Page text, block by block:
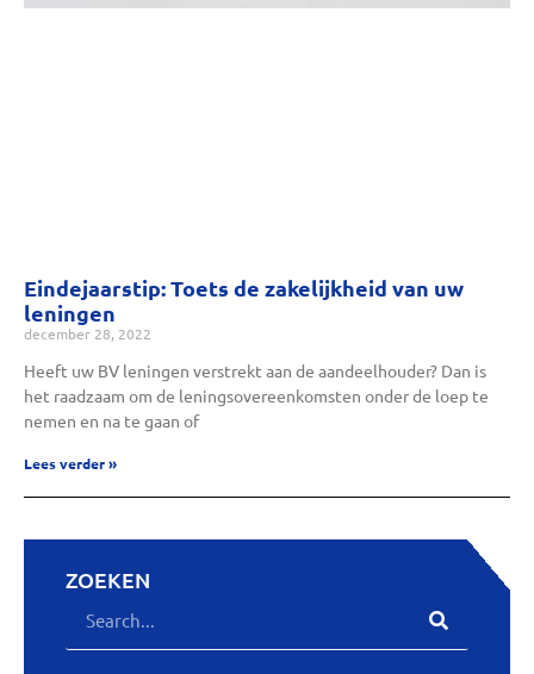
Eindejaarstip: Toets de zakelijkheid van uw
leningen
december 28, 2022
Heeft uw BV leningen verstrekt aan de aandeelhouder? Dan is
het raadzaam om de leningsovereenkomsten onder de loep te
nemen en na te gaan of
Lees verder »
ZOEKEN